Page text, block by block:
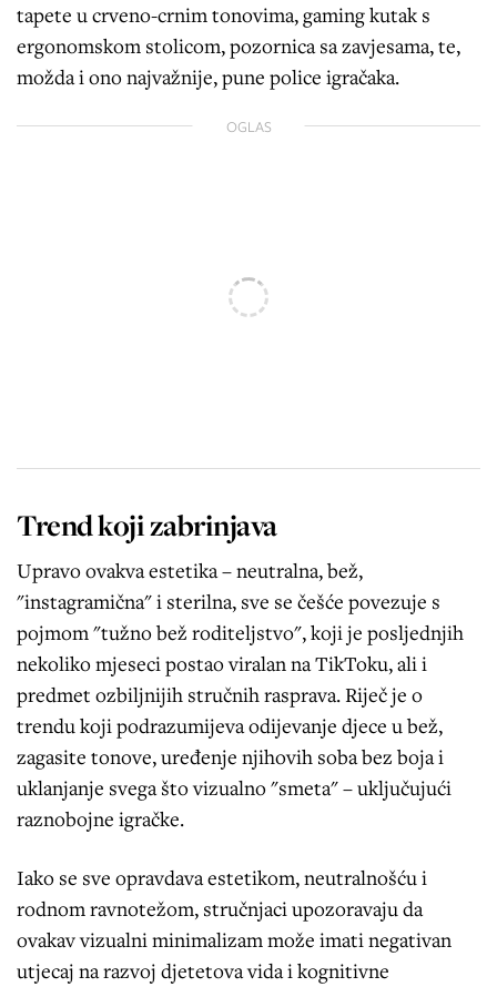
tapete u crveno-crnim tonovima, gaming kutak s
ergonomskom stolicom, pozornica sa zavjesama, te,
možda i ono najvažnije, pune police igračaka.
OGLAS
Trend koji zabrinjava
Upravo ovakva estetika – neutralna, bež,
"instagramična" i sterilna, sve se češće povezuje s
pojmom "tužno bež roditeljstvo", koji je posljednjih
nekoliko mjeseci postao viralan na TikToku, ali i
predmet ozbiljnijih stručnih rasprava. Riječ je o
trendu koji podrazumijeva odijevanje djece u bež,
zagasite tonove, uređenje njihovih soba bez boja i
uklanjanje svega što vizualno "smeta" – uključujući
raznobojne igračke.
Iako se sve opravdava estetikom, neutralnošću i
rodnom ravnotežom, stručnjaci upozoravaju da
ovakav vizualni minimalizam može imati negativan
utjecaj na razvoj djetetova vida i kognitivne